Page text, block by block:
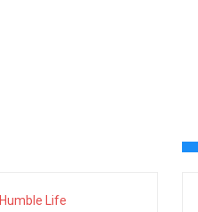
Humble Life